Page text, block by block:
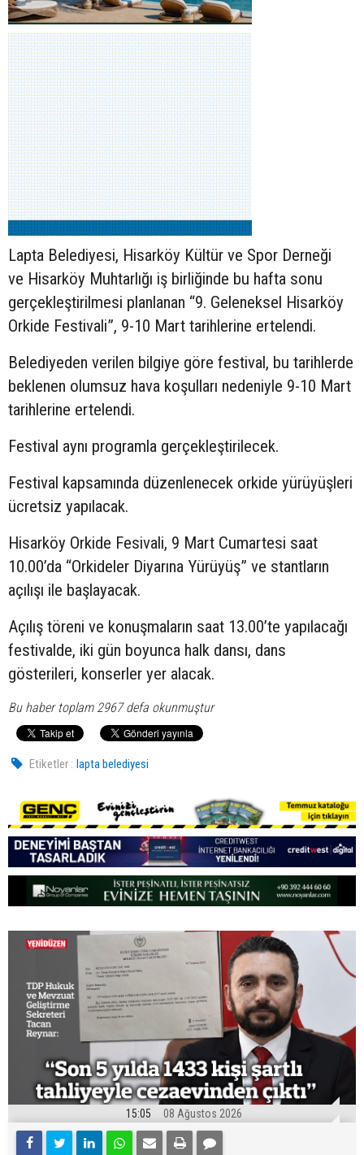
Lapta Belediyesi, Hisarköy Kültür ve Spor Derneği
ve Hisarköy Muhtarlığı iş birliğinde bu hafta sonu
gerçekleştirilmesi planlanan “9. Geleneksel Hisarköy
Orkide Festivali”, 9-10 Mart tarihlerine ertelendi.
Belediyeden verilen bilgiye göre festival, bu tarihlerde
beklenen olumsuz hava koşulları nedeniyle 9-10 Mart
tarihlerine ertelendi.
Festival aynı programla gerçekleştirilecek.
Festival kapsamında düzenlenecek orkide yürüyüşleri
ücretsiz yapılacak.
Hisarköy Orkide Fesivali, 9 Mart Cumartesi saat
10.00’da “Orkideler Diyarına Yürüyüş” ve stantların
açılışı ile başlayacak.
Açılış töreni ve konuşmaların saat 13.00’te yapılacağı
festivalde, iki gün boyunca halk dansı, dans
gösterileri, konserler yer alacak.
Bu haber toplam 2967 defa okunmuştur
Etiketler : lapta belediyesi
15:05 08 Ağustos 2026